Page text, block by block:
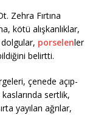
Zehra Fırtına
kötü alışkanlıklar,
porselenler
belirtti.
çenede açıp-
sertlik,
yayılan ağrılar,